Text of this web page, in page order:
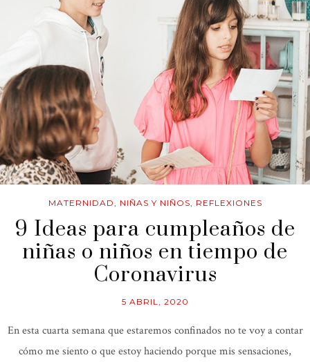
MATERNIDAD NIÑAS Y NIÑOS REFLEXIONES
9 Ideas para cumpleaños de
niñas o niños en tiempo de
Coronavirus
5 ABRIL, 2020
En esta cuarta semana que estaremos confinados no te voy a contar
cómo me siento o que estoy haciendo porque mis sensaciones,